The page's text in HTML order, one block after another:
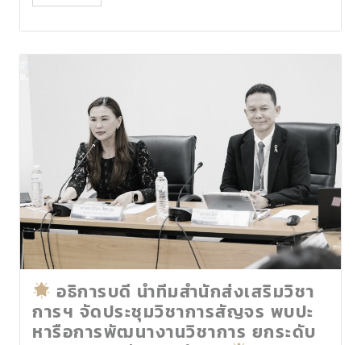
อธิการบดี นำทีมสำนักส่งเสริมวิชา
การฯ จัดประชุมวิชาการสัญจร พบปะ
หารือการพัฒนางานวิชาการ ยกระดับ